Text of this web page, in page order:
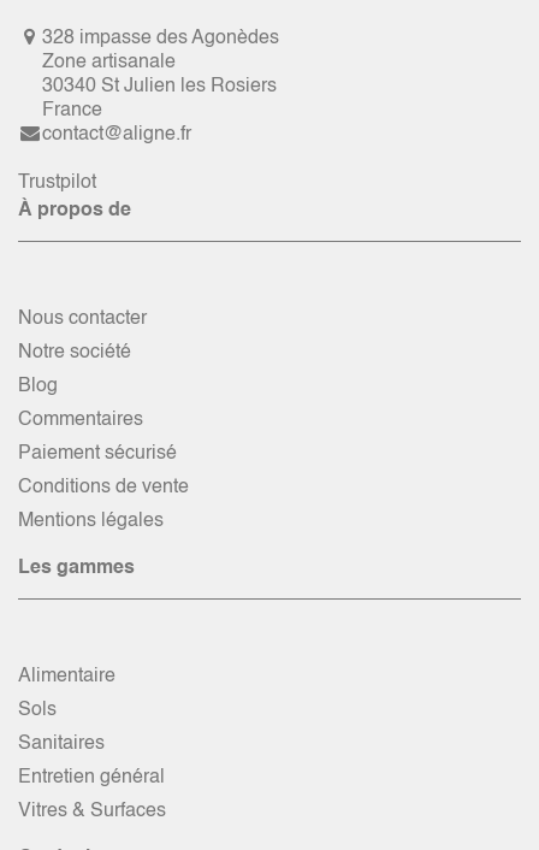
328 impasse des Agonèdes
Zone artisanale
30340 St Julien les Rosiers
France
contact@aligne.fr
Trustpilot
À propos de
Nous contacter
Notre société
Blog
Commentaires
Paiement sécurisé
Conditions de vente
Mentions légales
Les gammes
Alimentaire
Sols
Sanitaires
Entretien général
Vitres & Surfaces